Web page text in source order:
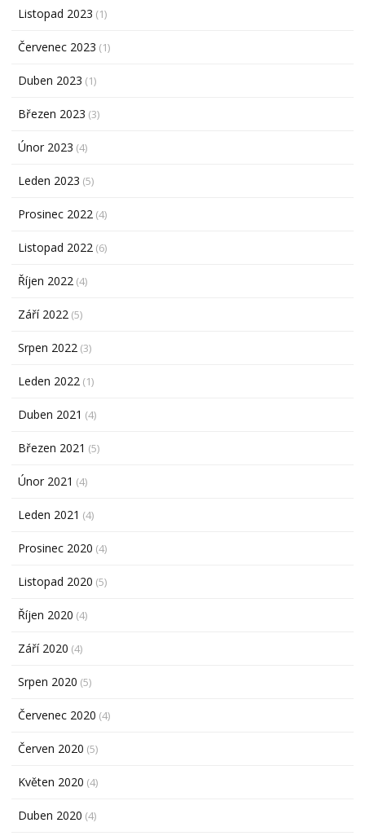
Listopad 2023 (1)
Červenec 2023 (1)
Duben 2023 (1)
Březen 2023 (3)
Únor 2023 (4)
Leden 2023 (5)
Prosinec 2022 (4)
Listopad 2022 (6)
Říjen 2022 (4)
Září 2022 (5)
Srpen 2022 (3)
Leden 2022 (1)
Duben 2021 (4)
Březen 2021 (5)
Únor 2021 (4)
Leden 2021 (4)
Prosinec 2020 (4)
Listopad 2020 (5)
Říjen 2020 (4)
Září 2020 (4)
Srpen 2020 (5)
Červenec 2020 (4)
Červen 2020 (5)
Květen 2020 (4)
Duben 2020 (4)